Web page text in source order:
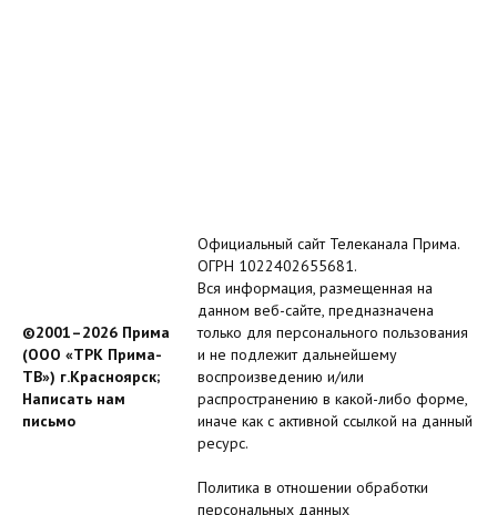
©2001–2026 Прима
(ООО «ТРК Прима-
ТВ») г.Красноярск;
Написать нам
письмо
Официальный сайт Телеканала Прима.
ОГРН 1022402655681.
Вся информация, размещенная на
данном веб-сайте, предназначена
только для персонального пользования
и не подлежит дальнейшему
воспроизведению и/или
распространению в какой-либо форме,
иначе как с активной ссылкой на данный
ресурс.
Политика в отношении обработки
персональных данных